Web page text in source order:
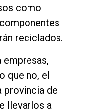
como
reciclados.
empresas,
que no, el
provincia de
llevarlos a